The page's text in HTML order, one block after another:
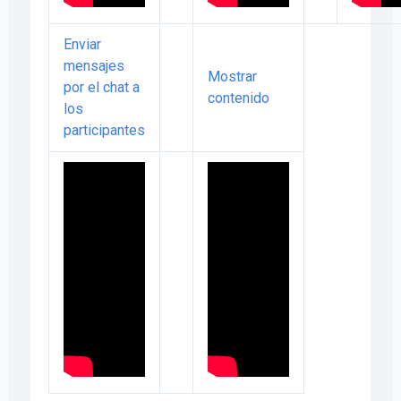
Enviar
mensajes
por el chat a
los
participantes
Mostrar
contenido